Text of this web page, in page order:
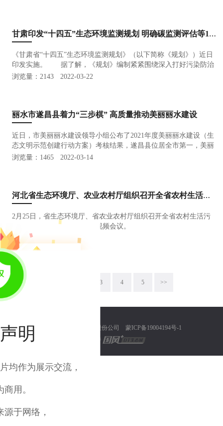
甘肃印发“十四五”生态环境监测规划 明确碳监测评估等13项主要任务
《甘肃省“十四五”生态环境监测规划》（以下简称《规划》）近日
印发实施。 据了解，《规划》编制紧紧围绕深入打好污染防治
攻坚战、推动减污降碳协同增效、持续改善生态环境质量、推进黄
浏览量：2143 2022-03-22
丽水市遂昌县着力“三步棋” 高质量推动美丽丽水建设
近日，市美丽丽水建设领导小组公布了2021年度美丽丽水建设（生
态文明示范创建行动方案）考核结果，遂昌县位居全市第一，美丽
丽水考核连续十四年荣获优秀等次。2021年，遂昌县聚焦高标准打
浏览量：1465 2022-03-14
河北省生态环境厅、农业农村厅组织召开全省农村生活污水无害化处理民生工程部署推进视频会议
2月25日，省生态环境厅、省农业农村厅组织召开全省农村生活污
水无害化处理工作部署推进视频会议。
浏览量：1353
2022-03-14
3 4 5 >>
© 内蒙古浩泽环保集股份公司 蒙ICP备19004194号-1
技术支持
明
均作为展示交流，
用。
于网络，